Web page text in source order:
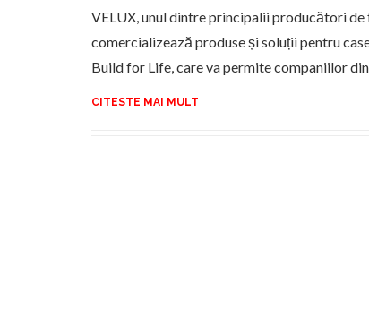
VELUX, unul dintre principalii producători de
comercializează produse și soluții pentru
Build for Life, care va permite companiilor
CITESTE MAI MULT